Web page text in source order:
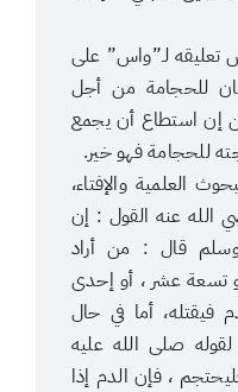
تعليقه لـ”واس” على
للحجامة من أجل
إن استطاع أن يجمع
للحجامة فهو خير.
العلمية والإفتاء،
عنه القول : إن
قال : من أراد
تسعة عشر ، أو إحدى
فيقتله، أما في حال
صلى الله عليه
، فإن الدم إذا